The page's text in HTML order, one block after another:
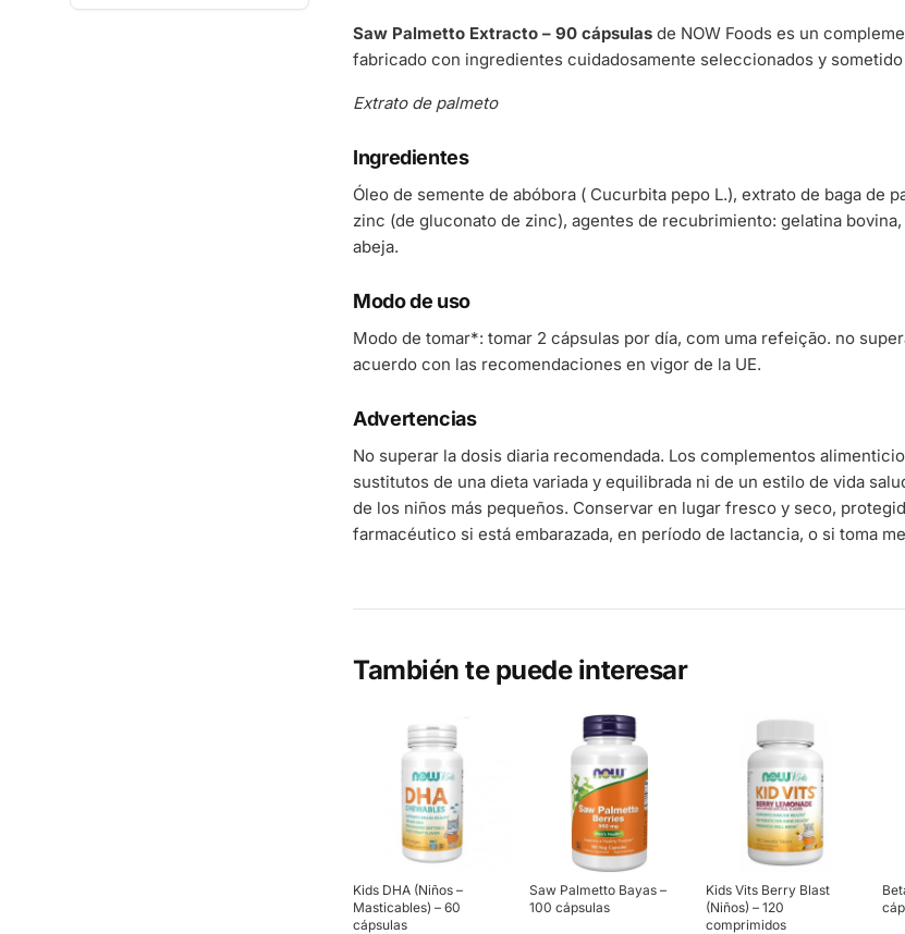
Saw Palmetto Extracto – 90 cápsulas de NOW Foods es un
fabricado con ingredientes cuidadosamente seleccionados y
Extrato de palmeto
Ingredientes
Óleo de semente de abóbora ( Cucurbita pepo L.), extrato de baga de
zinc (de gluconato de zinc), agentes de recubrimiento: gelatina
abeja.
Modo de uso
Modo de tomar*: tomar 2 cápsulas por día, com uma refeição. no
acuerdo con las recomendaciones en vigor de la UE.
Advertencias
No superar la dosis diaria recomendada. Los complementos
sustitutos de una dieta variada y equilibrada ni de un estilo de vida
de los niños más pequeños. Conservar en lugar fresco y seco,
farmacéutico si está embarazada, en período de lactancia, o si toma
También te puede interesar
Kids DHA (Niños –
Masticables) – 60
cápsulas
Saw Palmetto Bayas –
100 cápsulas
Kids Vits Berry Blast
(Niños) – 120
comprimidos